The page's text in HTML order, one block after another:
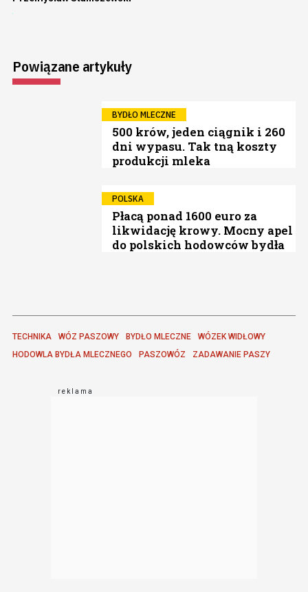
Powiązane artykuły
BYDŁO MLECZNE
500 krów, jeden ciągnik i 260
dni wypasu. Tak tną koszty
produkcji mleka
POLSKA
Płacą ponad 1600 euro za
likwidację krowy. Mocny apel
do polskich hodowców bydła
TECHNIKA WÓZ PASZOWY BYDŁO MLECZNE
WÓZEK WIDŁOWY
HODOWLA BYDŁA MLECZNEGO
PASZOWÓZ ZADAWANIE PASZY